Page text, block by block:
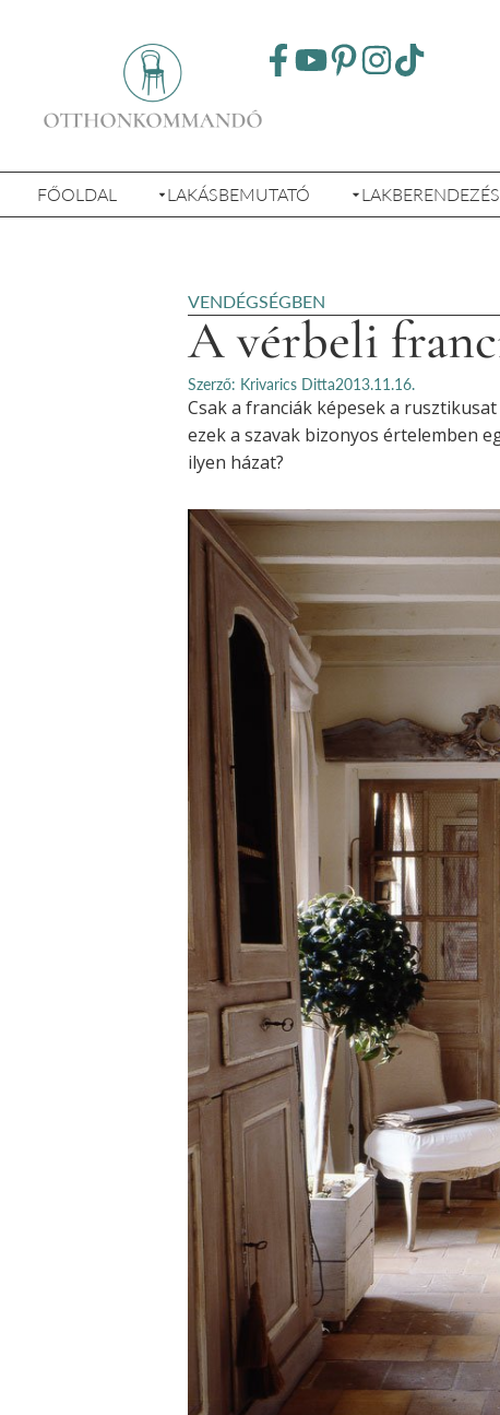
FŐOLDAL LAKÁSBEMUTATÓ LAKBERENDEZÉS
VENDÉGSÉGBEN
A vérbeli
Szerző: Krivarics Ditta2013.11.16.
Csak a franciák képesek a
ezek a szavak bizonyos értelemben
ilyen házat?